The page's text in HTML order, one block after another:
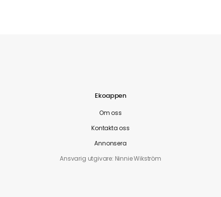
Ekoappen
Om oss
Kontakta oss
Annonsera
Ansvarig utgivare: Ninnie Wikström